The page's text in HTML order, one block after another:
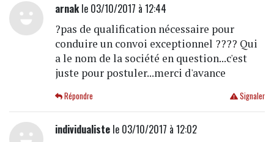
arnakle 03/10/2017 à 12:44
?pas de qualification nécessaire pour
conduire un convoi exceptionnel ???? Qui
a le nom de la société en question...c'est
juste pour postuler...merci d'avance
Signaler
Répondre
individualistele 03/10/2017 à 12:02